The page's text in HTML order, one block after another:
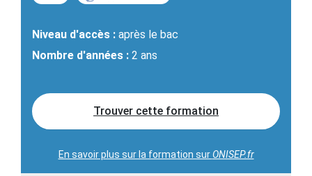
Niveau d'accès : après le bac
Nombre d'années : 2 ans
Trouver cette formation
En savoir plus sur la formation surONISEP.fr